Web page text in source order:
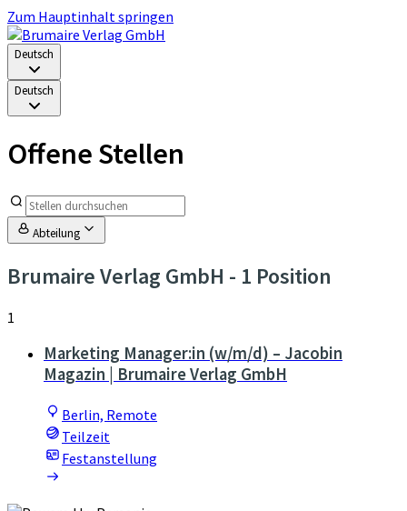
Zum Hauptinhalt springen
Deutsch
Deutsch
Offene Stellen
Abteilung
Brumaire Verlag GmbH - 1 Position
1
Marketing Manager:in (w/m/d) – Jacobin
Magazin | Brumaire Verlag GmbH
Berlin, Remote
Teilzeit
Festanstellung